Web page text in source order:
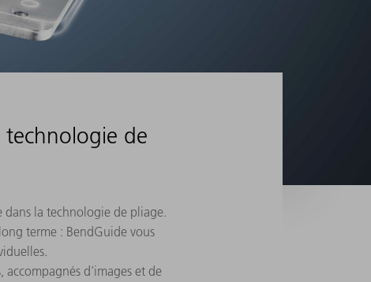
technologie de
dans la technologie de pliage.
terme : BendGuide vous
accompagnés d'images et de